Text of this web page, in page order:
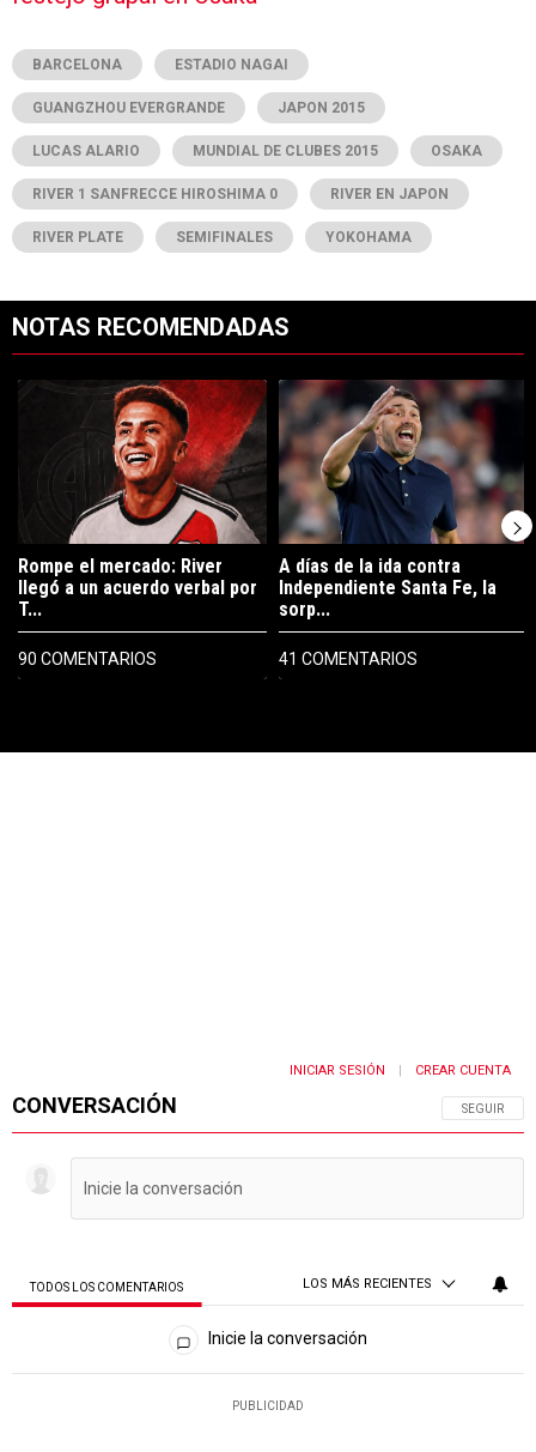
BARCELONA ESTADIO NAGAI
GUANGZHOU EVERGRANDE JAPON 2015
LUCAS ALARIO MUNDIAL DE CLUBES 2015 OSAKA
RIVER 1 SANFRECCE HIROSHIMA 0 RIVER EN JAPON
RIVER PLATE SEMIFINALES YOKOHAMA
NOTAS RECOMENDADAS
Un artículo de tendencia con el título "Rompe el mercado: River
Rompe el mercado: River
llegó a un acuerdo verbal por
T...
90 COMENTARIOS
Un artículo de tendencia con el
A días de la ida contra
Independiente Santa Fe, la
sorp...
41 COMENTARIOS
CONVERSACIÓN SIGA ESTA
SEGUIR
INICIAR SESIÓN CREAR CUENTA
TODOS LOS COMENTARIOS LOS MÁS RECIENTES
Todos los comentarios
Inicie la conversación
PUBLICIDAD